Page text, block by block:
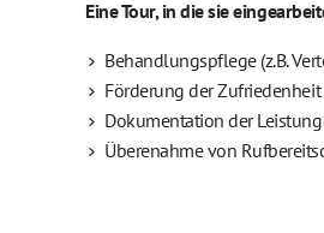
Eine Tour, in die sie
Behandlungspflege (z.B.
Förderung der
Dokumentation der
Überenahme von